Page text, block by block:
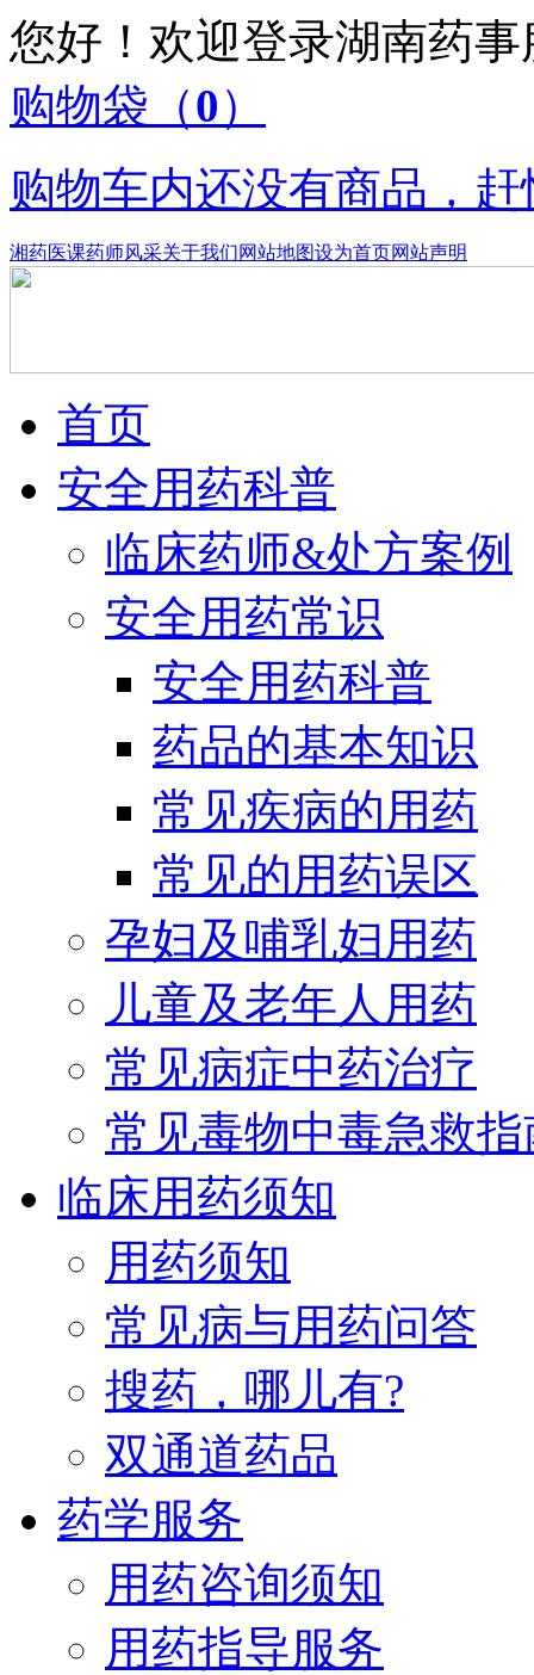
您好！欢迎登录湖南药
购物袋 （0）
购物车内还没有商品，
湘药医课药师风采关于我们网站地图设为首页网站声明
首页
安全用药科普
临床药师&处方案例
安全用药常识
安全用药科普
药品的基本知识
常见疾病的用药
常见的用药误区
孕妇及哺乳妇用药
儿童及老年人用药
常见病症中药治疗
常见毒物中毒急救指
临床用药须知
用药须知
常见病与用药问答
搜药，哪儿有?
双通道药品
药学服务
用药咨询须知
用药指导服务